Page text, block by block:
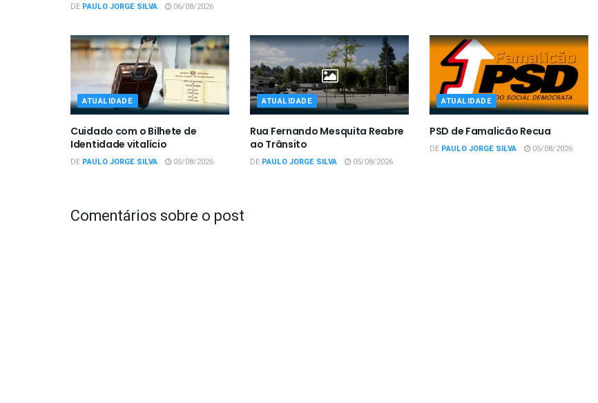
DE PAULO JORGE SILVA 06/08/2026
ATUALIDADE
Cuidado com o Bilhete de
Identidade vitalício
DE PAULO JORGE SILVA 05/08/2026
ATUALIDADE
Rua Fernando Mesquita Reabre
ao Trânsito
DE PAULO JORGE SILVA 05/08/2026
ATUALIDADE
PSD de Famalicão Recua
DE PAULO JORGE SILVA 05/08/2026
Comentários sobre o post